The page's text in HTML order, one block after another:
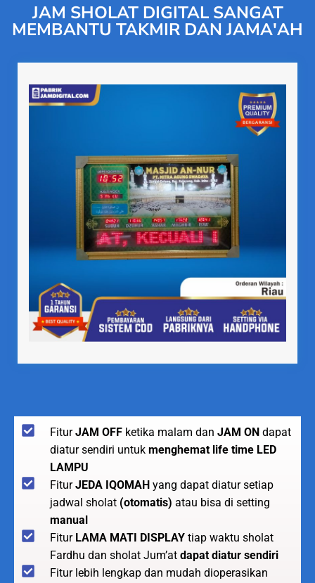
JAM SHOLAT DIGITAL SANGAT
MEMBANTU TAKMIR DAN JAMA'AH
FiturJAM OFF ketika malam dan JAM ON dapat
diatur sendiri untuk menghemat life time LED
LAMPU
FiturJEDA IQOMAH yang dapat diatur setiap
jadwal sholat (otomatis) atau bisa di setting
manual
Fitur LAMA MATI DISPLAY tiap waktu sholat
Fardhu dan sholat Jum’at dapat diatur sendiri
Fitur lebih lengkap dan mudah dioperasikan